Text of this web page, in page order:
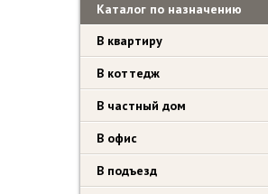
Каталог по назначению
В квартиру
В коттедж
В частный дом
В офис
В подъезд